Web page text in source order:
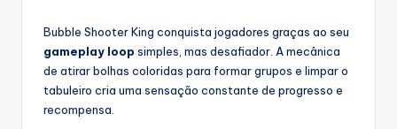
Bubble Shooter King conquista jogadores graças ao seu
gameplay loop simples, mas desafiador. A mecânica
de atirar bolhas coloridas para formar grupos e limpar o
tabuleiro cria uma sensação constante de progresso e
recompensa.